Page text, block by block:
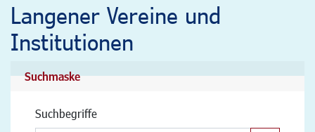
Langener Vereine und
Institutionen
Suchmaske
Suchbegriffe